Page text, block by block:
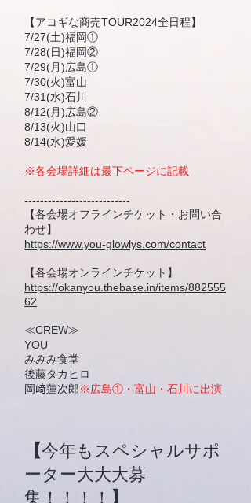
【アコギな商売TOUR2024全日程】
7/27(土)福岡①
7/28(日)福岡②
7/29(月)広島①
7/30(火)富山
7/31(水)石川
8/12(月)広島②
8/13(火)山口
8/14(水)愛媛
※各会場詳細は最下ページに記載
---------------------------
【各会場オフラインチケット・お問い合
わせ】
https://www.you-glowlys.com/contact
【各会場オンラインチケット】
https://okanyou.thebase.in/items/882555
62
≪CREW≫
YOU
みみみ食堂
​後藤タカヒロ
岡﨑蓮次郎※広島①・富山・石川に出演
【今年もスペシャルサポ
ーター大大大募
集！！！！ 】